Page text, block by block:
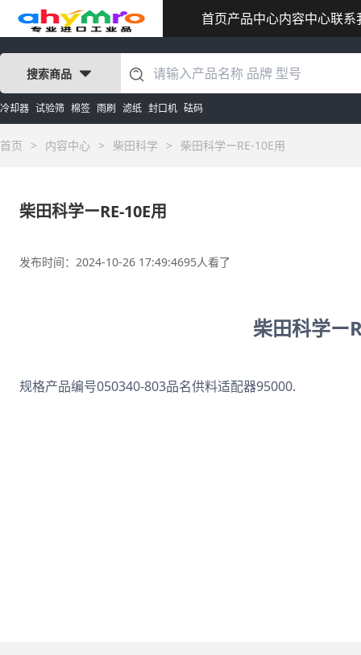
首页产品中心内容中心联系
搜索商品
冷却器 试验筛 棉签 雨刷 滤纸 封口机 砝码
首页 > 内容中心 > 柴田科学 > 柴田科学ーRE-10E用
柴田科学ーRE-10E用
发布时间：2024-10-26 17:49:4695人看了
柴田科学ー
规格产品编号050340-803品名供料适配器95000.